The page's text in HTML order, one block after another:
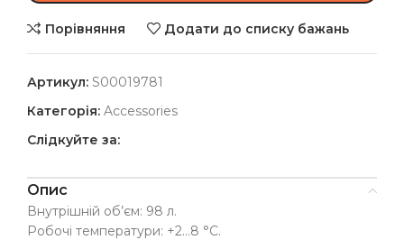
Порівняння Додати до списку бажань
Артикул: S00019781
Категорія: Accessories
Слідкуйте за:
Опис
Внутрішній об’єм: 98 л.
Робочі температури: +2…8 °C.